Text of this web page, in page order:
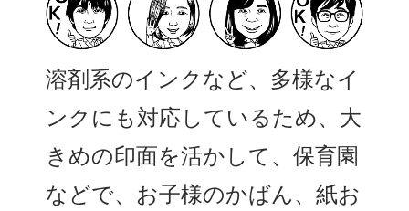
溶剤系のインクなど、多様なイ
ンクにも対応しているため、大
きめの印面を活かして、保育園
などで、お子様のかばん、紙お